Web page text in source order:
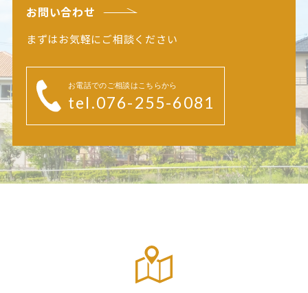
お問い合わせ
まずはお気軽にご相談ください
お電話でのご相談はこちらから
tel.076-255-6081